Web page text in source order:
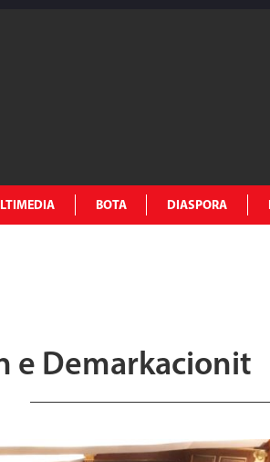
BOTA DIASPORA
e Demarkacionit